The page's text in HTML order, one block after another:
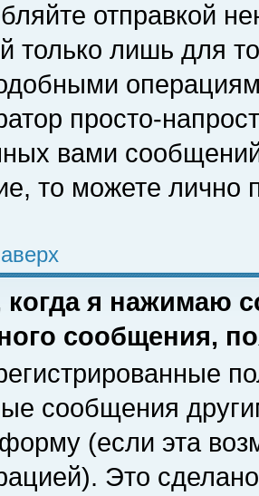
отправкой
только лишь для
просто-
вами
то можете лично
когда я нажимаю
сообщения,
сообщения
(если эта
Это